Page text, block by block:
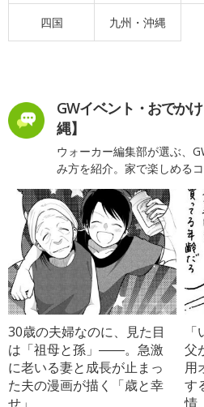
四国 九州・沖縄
GWイベント・おでか
縄】
ウォーカー編集部が選ぶ、
み方を紹介。家で楽しめる
30歳の夫婦なのに、見た目
は「祖母と孫」――。急激
に老いる妻と成長が止まっ
た夫の漫画が描く「歳と幸
せ」
父
用
す
情